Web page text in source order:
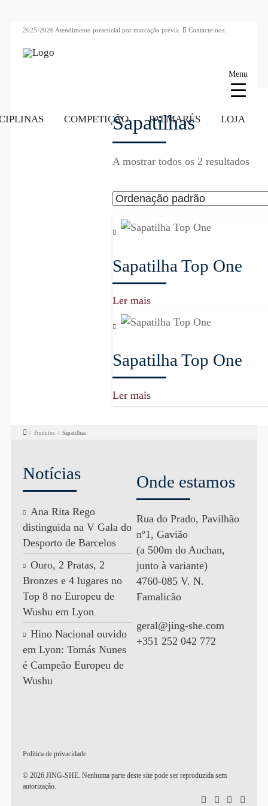
2025-2026 Atendimento presencial por marcação prévia. Contacte-nos.
COMPETIÇÃO PALMARÉS LOJA
Sapatilhas
A mostrar todos os 2 resultados
Sapatilha Top One
Ler mais
Sapatilha Top One
Ler mais
/ Produtos / Sapatilhas
Notícias
Ana Rita Rego
distinguida na V Gala do
Desporto de Barcelos
Ouro, 2 Pratas, 2
Bronzes e 4 lugares no
Top 8 no Europeu de
Wushu em Lyon
Hino Nacional ouvido
em Lyon: Tomás Nunes
é Campeão Europeu de
Wushu
Onde estamos
Rua do Prado, Pavilhão
nº1, Gavião
(a 500m do Auchan,
junto à variante)
4760-085 V. N.
Famalicão
geral@jing-she.com
+351 252 042 772
Política de privacidade
© 2026 JING-SHE. Nenhuma parte deste site pode ser reproduzida sem
autorização.
Menu